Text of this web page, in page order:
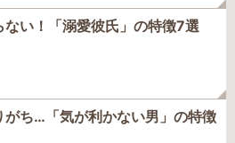
ない！「溺愛彼氏」の特徴7選
がち…「気が利かない男」の特徴